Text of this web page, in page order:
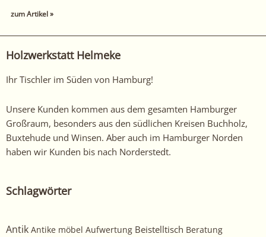
zum Artikel »
Holzwerkstatt Helmeke
Ihr Tischler im Süden von Hamburg!
Unsere Kunden kommen aus dem gesamten Hamburger
Großraum, besonders aus den südlichen Kreisen Buchholz,
Buxtehude und Winsen. Aber auch im Hamburger Norden
haben wir Kunden bis nach Norderstedt.
Schlagwörter
Antik Antike möbel Aufwertung Beistelltisch Beratung